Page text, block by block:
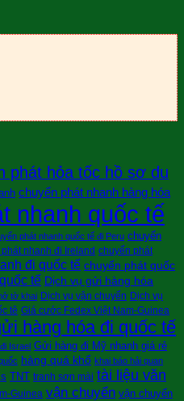
phát hỏa tốc hồ sơ du
chuyển phát nhanh hàng hóa
nhanh quốc tế
phát nhanh quốc tế đi Peru chuyển
nhanh đi Ireland chuyển phát
đi quốc tế chuyển phát quốc
tế Dịch vụ gửi hàng hóa
tờ khai Dịch vụ vận chuyển Dịch vụ
tê Giá cước Fedex Việt Nam-Guinea
hàng hóa đi quốc tế
Israel Gửi hàng đi Mỹ nhanh giá rẻ
hàng quá khổ khai báo hải quan
TNT tranh sơn mài tài liệu văn
Guinea vận chuyển vận chuyển